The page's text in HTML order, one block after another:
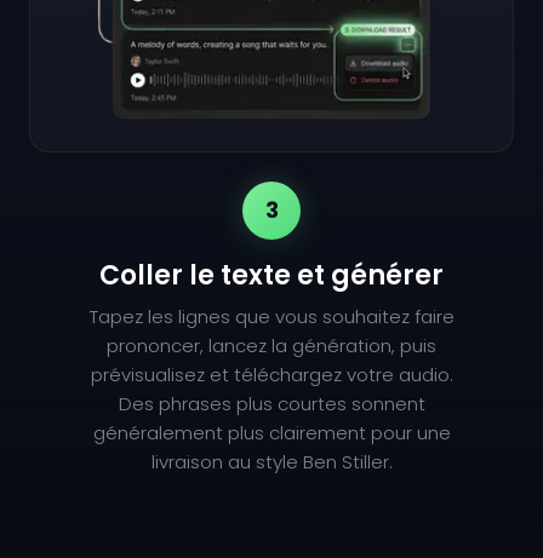
3
Coller le texte et générer
Tapez les lignes que vous souhaitez faire
prononcer, lancez la génération, puis
prévisualisez et téléchargez votre audio.
Des phrases plus courtes sonnent
généralement plus clairement pour une
livraison au style Ben Stiller.